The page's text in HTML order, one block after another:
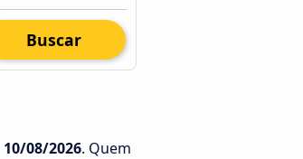
Buscar
10/08/2026. Quem